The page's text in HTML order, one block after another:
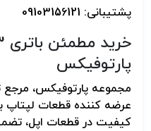
پشتیبانی: 09103156121
پارتوفیکس
مجموعه پارتوفیکس،
عرضه کننده قطعات لپتاپ
کیفیت در قطعات اپل،